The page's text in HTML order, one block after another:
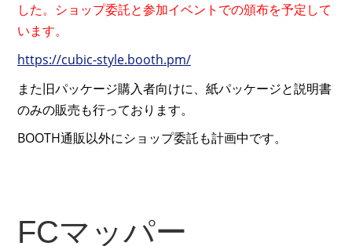
した。ショップ委託と参加イベントでの頒布を予定して
います。
https://cubic-style.booth.pm/
また旧パッケージ購入者向けに、紙パッケージと説明書
のみの販売も行っております。
BOOTH通販以外にショップ委託も計画中です。
FCマッパー